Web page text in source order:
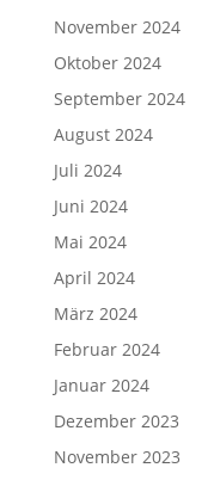
November 2024
Oktober 2024
September 2024
August 2024
Juli 2024
Juni 2024
Mai 2024
April 2024
März 2024
Februar 2024
Januar 2024
Dezember 2023
November 2023